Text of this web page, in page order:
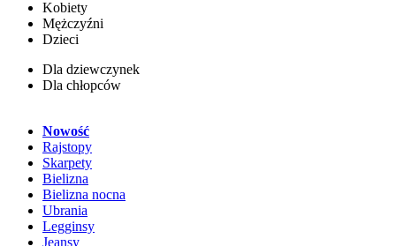
Kobiety
Mężczyźni
Dzieci
Dla dziewczynek
Dla chłopców
Nowość
Rajstopy
Skarpety
Bielizna
Bielizna nocna
Ubrania
Legginsy
Jeansy